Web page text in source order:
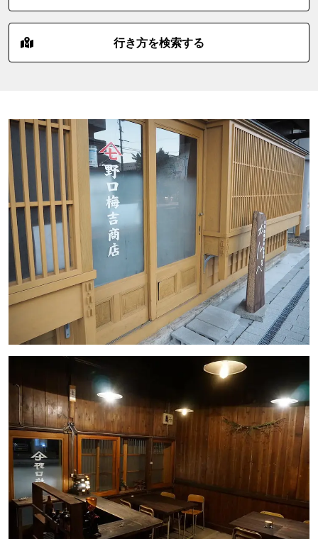
行き方を検索する